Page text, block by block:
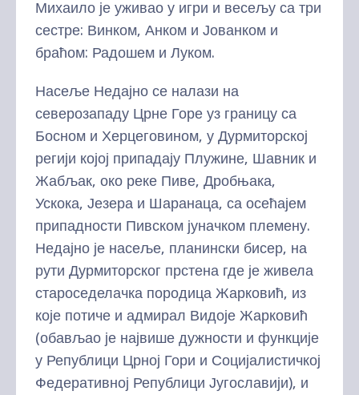
Михаило је уживао у игри и весељу са три
сестре: Винком, Анком и Јованком и
браћом: Радошем и Луком.
Насеље Недајно се налази на
северозападу Црне Горе уз границу са
Босном и Херцеговином, у Дурмиторској
регији којој припадају Плужине, Шавник и
Жабљак, око реке Пиве, Дробњака,
Ускока, Језера и Шаранаца, са осећајем
припадности Пивском јуначком племену.
Недајно је насеље, планински бисер, на
рути Дурмиторског прстена где је живела
староседелачка породица Жарковић, из
које потиче и адмирал Видоје Жарковић
(обављао је највише дужности и функције
у Републици Црној Гори и Социјалистичкој
Федеративној Републици Југославији), и